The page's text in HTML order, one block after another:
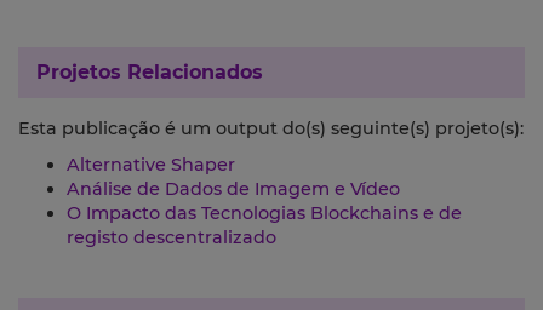
Projetos Relacionados
Esta publicação é um output do(s) seguinte(s) projeto(s):
Alternative Shaper
Análise de Dados de Imagem e Vídeo
O Impacto das Tecnologias Blockchains e de
registo descentralizado